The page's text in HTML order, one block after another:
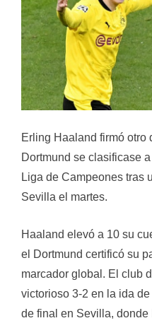
Erling Haaland firmó otro
Dortmund se clasificase
Liga de Campeones tras
Sevilla el martes.
Haaland elevó a 10 su
el Dortmund certificó su
marcador global. El club
victorioso 3-2 en la ida
de final en Sevilla,